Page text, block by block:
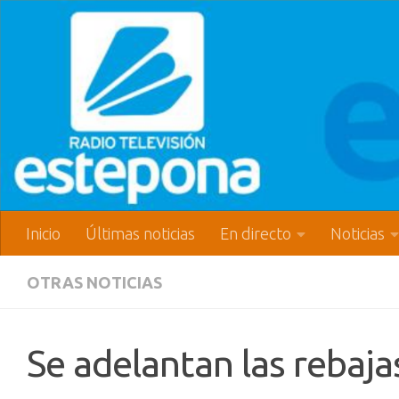
Inicio Últimas noticias En directo Noticias
OTRAS NOTICIAS
Se adelantan las